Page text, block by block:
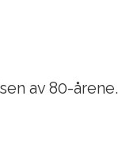
av 80-årene.